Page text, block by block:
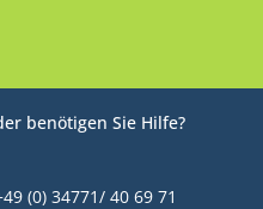
benötigen Sie Hilfe?
(0) 34771/ 40 69 71